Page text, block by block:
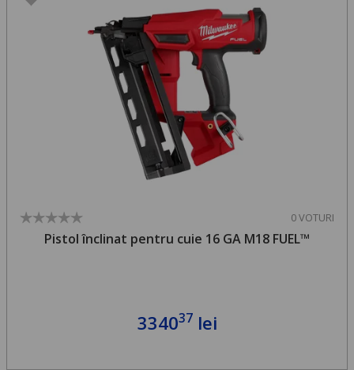
0 VOTURI
Pistol înclinat pentru cuie 16 GA M18 FUEL™
334037lei